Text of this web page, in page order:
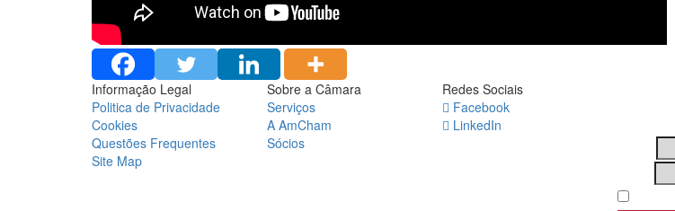
Informação Legal
Politica de Privacidade
Cookies
Questões Frequentes
Site Map
Sobre a Câmara
Serviços
A AmCham
Sócios
Redes Sociais
Facebook
LinkedIn